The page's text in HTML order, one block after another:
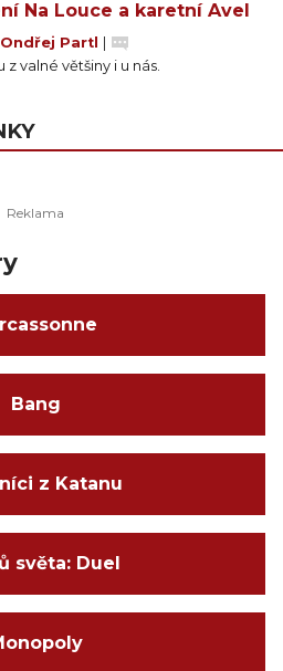
Na Louce a karetní Avel
Ondřej Partl
valné většiny i u nás.
Bang
z Katanu
světa: Duel